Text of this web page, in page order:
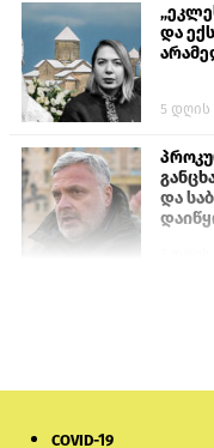
და
5 დღის
და
COVID-19